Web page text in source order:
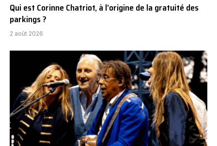
Qui est Corinne Chatriot, à l’origine de la gratuité des
parkings ?
2 août 2026